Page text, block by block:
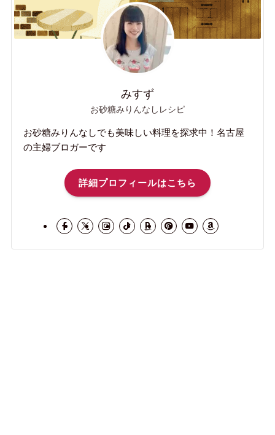
みすず
お砂糖みりんなしレシピ
お砂糖みりんなしでも美味しい料理を探求中！名古屋
の主婦ブロガーです
詳細プロフィールはこちら